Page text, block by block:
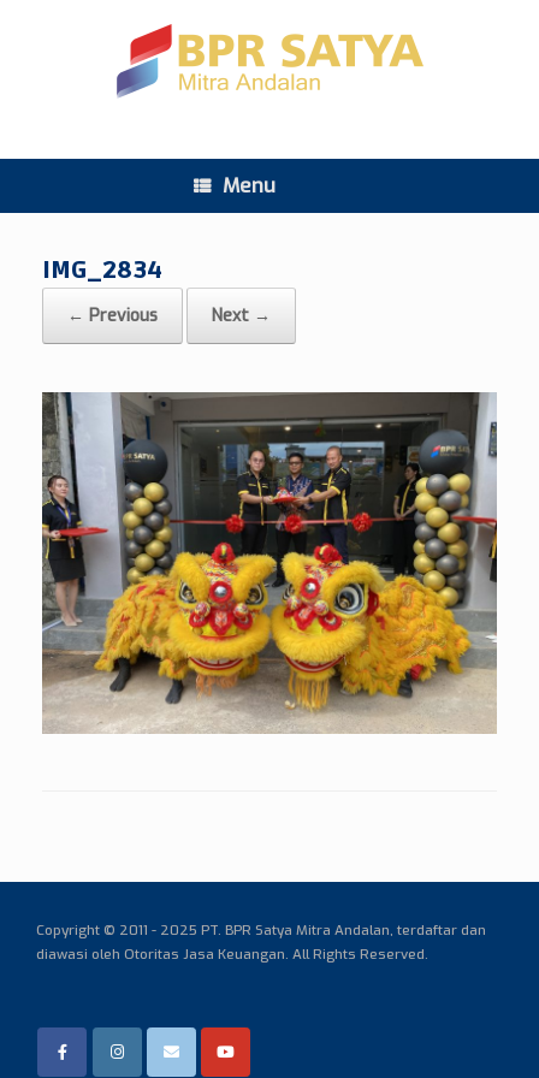
Menu
IMG_2834
← Previous Next →
Copyright © 2011 - 2025 PT. BPR Satya Mitra Andalan, terdaftar dan
diawasi oleh Otoritas Jasa Keuangan. All Rights Reserved.